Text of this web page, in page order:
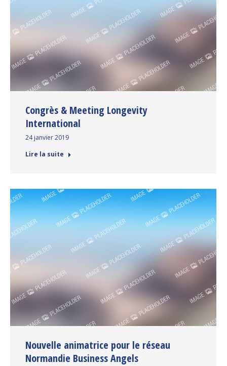
Congrès & Meeting Longevity
International
24 janvier 2019
Lire la suite
Nouvelle animatrice pour le réseau
Normandie Business Angels